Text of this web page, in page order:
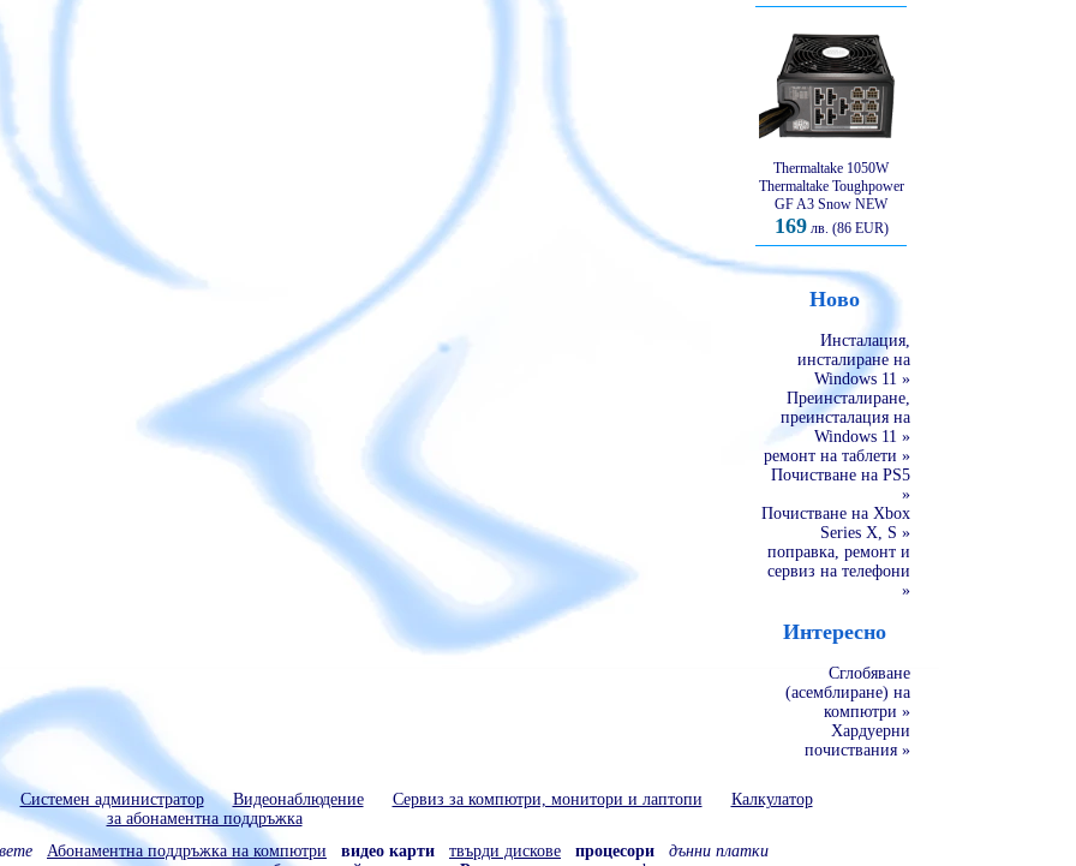
Thermaltake 1050W
Thermaltake Toughpower
GF A3 Snow NEW
169лв. (86 EUR)
Ново
Инсталация,
инсталиране на
Windows 11 »
Преинсталиране,
преинсталация на
Windows 11 »
ремонт на таблети »
Почистване на PS5
»
Почистване на Xbox
Series X, S »
поправка, ремонт и
сервиз на телефони
»
Интересно
Сглобяване
(асемблиране) на
компютри »
Хардуерни
почиствания »
Системен администратор Видеонаблюдение Сервиз за компютри, монитори и лаптопи
Калкулатор
за абонаментна поддръжка
Абонаментна поддръжка на компютри видео карти твърди дискове процесори
дънни платки